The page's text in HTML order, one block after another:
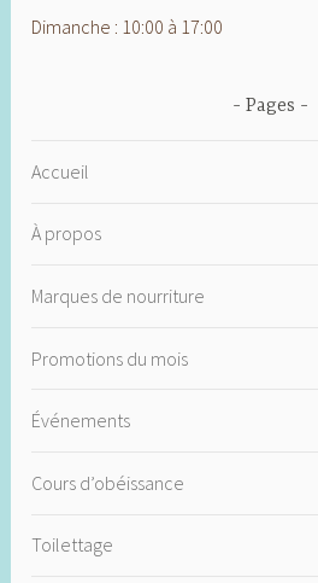
Dimanche : 10:00 à 17:00
Pages
Accueil
À propos
Marques de nourriture
Promotions du mois
Événements
Cours d’obéissance
Toilettage